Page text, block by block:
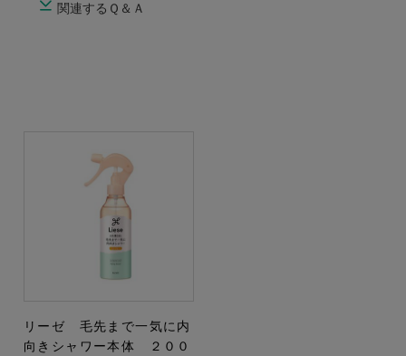
関連するＱ＆Ａ
リーゼ 毛先まで一気に内
向きシャワー本体 ２００